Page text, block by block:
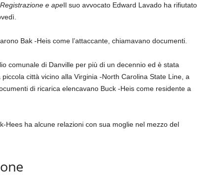
Registrazione e apeIl suo avvocato Edward Lavado ha rifiutato
Bak -Heis come l’attaccante, chiamavano documenti.
comunale di Danville per più di un decennio ed è stata
città vicino alla Virginia -North Carolina State Line, a
di ricarica elencavano Buck -Heis come residente a
Hees ha alcune relazioni con sua moglie nel mezzo del